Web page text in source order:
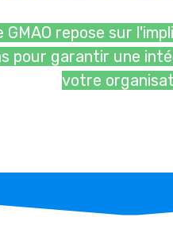
repose sur
pour garantir une
votre